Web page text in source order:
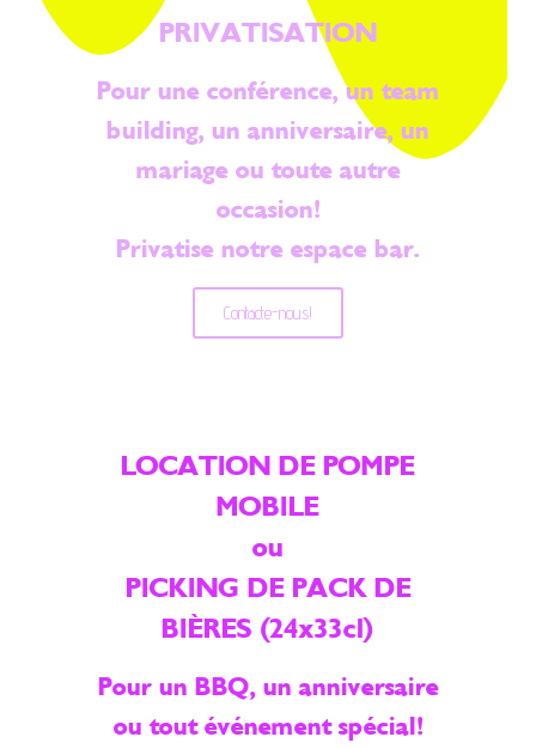
PRIVATISATION
Pour une conférence, un team
building, un anniversaire, un
mariage ou toute autre
occasion!
Privatise notre espace bar.
Contacte-nous!
LOCATION DE POMPE
MOBILE
ou
PICKING DE PACK DE
BIÈRES (24x33cl)
Pour un BBQ, un anniversaire
ou tout événement spécial!